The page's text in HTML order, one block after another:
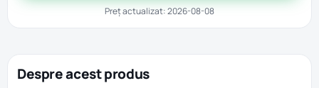
Preț actualizat: 2026-08-08
Despre acest produs